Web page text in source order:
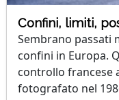
Confini, limiti,
Sembrano passati
confini in Europa.
controllo francese
fotografato nel